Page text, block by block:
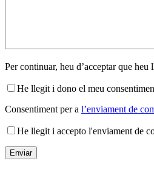
Per continuar, heu d’acceptar que
He llegit i dono el meu
Consentiment per a l’enviament de
He llegit i accepto l'enviament de